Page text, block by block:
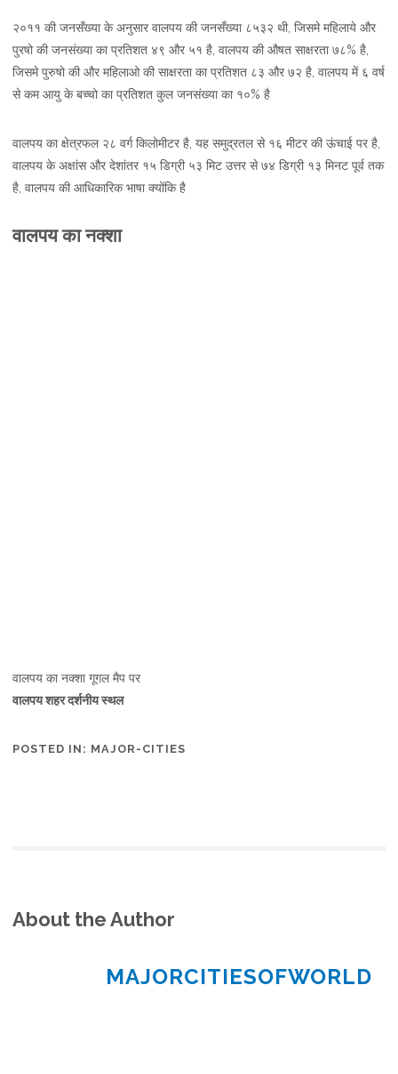
२०११ की जनसँख्या के अनुसार वालपय की जनसँख्या ८५३२ थी, जिसमे महिलाये और
पुरषो की जनसंख्या का प्रतिशत ४९ और ५१ है, वालपय की औषत साक्षरता ७८% है,
जिसमे पुरुषो की और महिलाओ की साक्षरता का प्रतिशत ८३ और ७२ है, वालपय में ६ वर्ष
से कम आयु के बच्चो का प्रतिशत कुल जनसंख्या का १०% है
वालपय का क्षेत्रफल २८ वर्ग किलोमीटर है, यह समुद्रतल से १६ मीटर की ऊंचाई पर है,
वालपय के अक्षांस और देशांतर १५ डिग्री ५३ मिट उत्तर से ७४ डिग्री १३ मिनट पूर्व तक
है, वालपय की आधिकारिक भाषा क्योंकि है
वालपय का नक्शा
वालपय का नक्शा गूगल मैप पर
वालपय शहर दर्शनीय स्थल
POSTED IN: MAJOR-CITIES
About the Author
MAJORCITIESOFWORLD